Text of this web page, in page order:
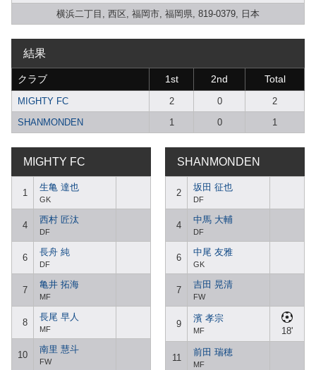
横浜二丁目, 西区, 福岡市, 福岡県, 819-0379, 日本
結果
クラブ 1st 2nd Total
MIGHTY FC 2 0
2
SHANMONDEN
1 0 1
MIGHTY FC
1
生亀 達也
GK
4
西村 匠汰
DF
6
長舟 純
DF
7
亀井 拓海
MF
8
長尾 早人
MF
10
南里 慧斗
FW
SHANMONDEN
2
坂田 征也
DF
4
中馬 大輔
DF
6
中尾 友雅
GK
7
吉田 晃清
FW
9
濱 孝宗
MF 18'
11
前田 瑞穂
MF